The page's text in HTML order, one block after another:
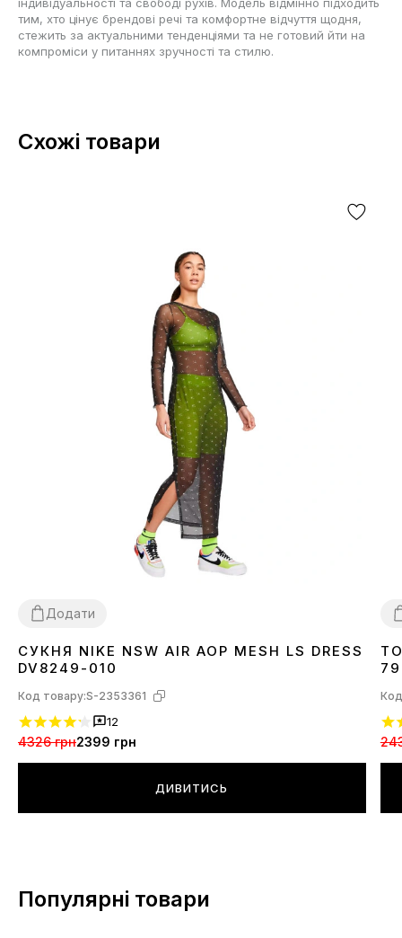
тим, хто цінує брендові речі та комфортне відчуття щодня,
стежить за актуальними тенденціями та не готовий йти на
компроміси у питаннях зручності та стилю.
Схожі товари
Додати
XSS ML
СУКНЯ NIKE NSW AIR AOP MESH LS DRESS
DV8249-010
Код товару:S-2353361
12
4326 грн2399 грн
ДИВИТИСЬ
Популярні товари